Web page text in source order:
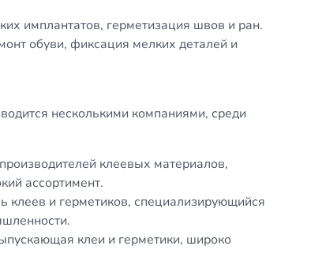
имплантатов, герметизация швов и ран.
обуви, фиксация мелких деталей и
несколькими компаниями, среди
клеевых материалов,
ассортимент.
клеев и герметиков, специализирующийся
клеи и герметики, широко